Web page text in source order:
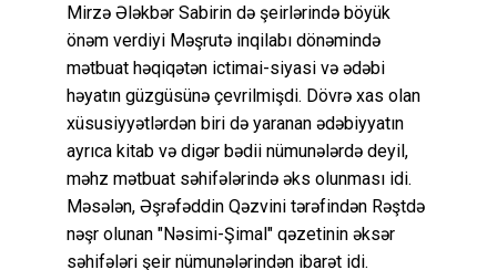
Mirzə Ələkbər Sabirin də şeirlərində böyük
önəm verdiyi Məşrutə inqilabı dönəmində
mətbuat həqiqətən ictimai-siyasi və ədəbi
həyatın güzgüsünə çevrilmişdi. Dövrə xas olan
xüsusiyyətlərdən biri də yaranan ədəbiyyatın
ayrıca kitab və digər bədii nümunələrdə deyil,
məhz mətbuat səhifələrində əks olunması idi.
Məsələn, Əşrəfəddin Qəzvini tərəfindən Rəştdə
nəşr olunan "Nəsimi-Şimal" qəzetinin əksər
səhifələri şeir nümunələrindən ibarət idi.